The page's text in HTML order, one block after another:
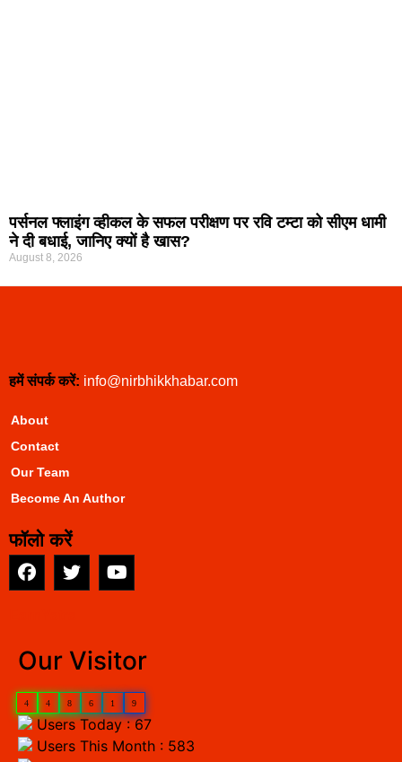
पर्सनल फ्लाइंग व्हीकल के सफल परीक्षण पर रवि टम्टा को सीएम धामी
ने दी बधाई, जानिए क्यों है खास?
August 8, 2026
हमें संपर्क करें: info@nirbhikkhabar.com
About
Contact
Our Team
Become An Author
फॉलो करें
Our Visitor
4 4 8 6 1 9
Users Today : 67
Users This Month : 583